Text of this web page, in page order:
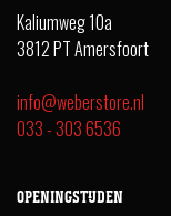
Kaliumweg 10a
3812 PT Amersfoort
info@weberstore.nl
033 - 303 6536
OPENINGSTIJDEN